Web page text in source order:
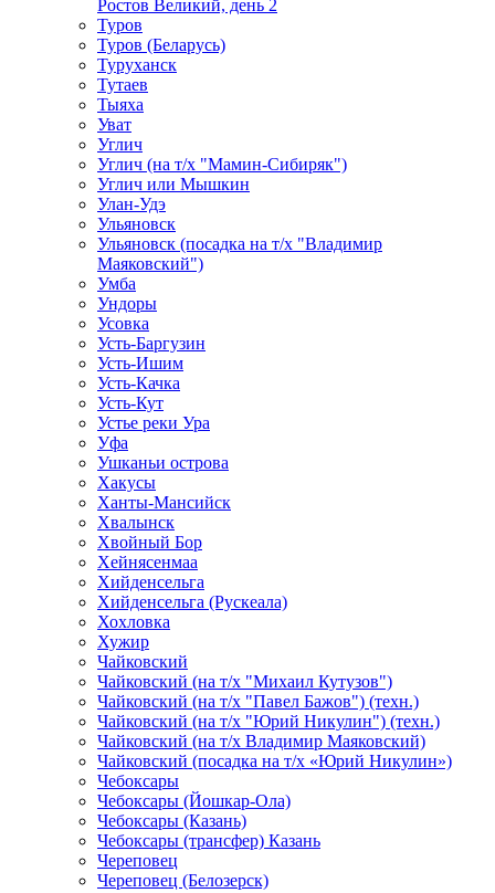
Ростов Великий, день 2
Туров
Туров (Беларусь)
Туруханск
Тутаев
Тыяха
Уват
Углич
Углич (на т/х "Мамин-Сибиряк")
Углич или Мышкин
Улан-Удэ
Ульяновск
Ульяновск (посадка на т/х "Владимир
Маяковский")
Умба
Ундоры
Усовка
Усть-Баргузин
Усть-Ишим
Усть-Качка
Усть-Кут
Устье реки Ура
Уфа
Ушканьи острова
Хакусы
Ханты-Мансийск
Хвалынск
Хвойный Бор
Хейнясенмаа
Хийденсельга
Хийденсельга (Рускеала)
Хохловка
Хужир
Чайковский
Чайковский (на т/х "Михаил Кутузов")
Чайковский (на т/х "Павел Бажов") (техн.)
Чайковский (на т/х "Юрий Никулин") (техн.)
Чайковский (на т/х Владимир Маяковский)
Чайковский (посадка на т/х «Юрий Никулин»)
Чебоксары
Чебоксары (Йошкар-Ола)
Чебоксары (Казань)
Чебоксары (трансфер) Казань
Череповец
Череповец (Белозерск)